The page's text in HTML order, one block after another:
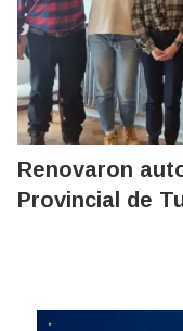
Renovaron
Provincial de